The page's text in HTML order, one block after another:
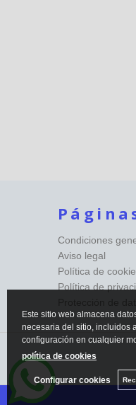
Condiciones
Aviso legal
Política de
Política de
Este sitio web almacena
necesaria del sitio, incluidos
configuración en cualquier
política de cookies
Configurar cookies